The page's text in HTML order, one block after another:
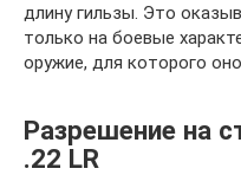
длину гильзы. Это
только на боевые
оружие, для которого
Разрешение на
.22 LR